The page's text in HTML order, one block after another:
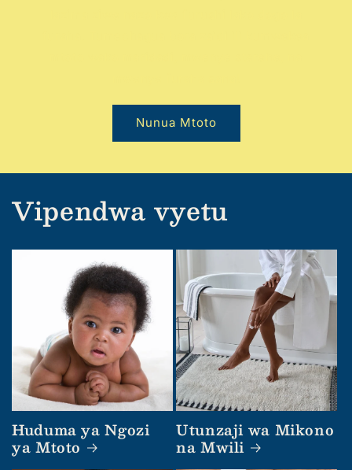
Nunua Mtoto
Vipendwa vyetu
Huduma ya Ngozi
ya Mtoto
Utunzaji wa Mikono
na Mwili